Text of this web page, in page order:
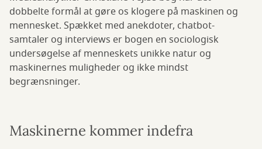
dobbelte formål at gøre os klogere på maskinen og
mennesket. Spækket med anekdoter, chatbot-
samtaler og interviews er bogen en sociologisk
undersøgelse af menneskets unikke natur og
maskinernes muligheder og ikke mindst
begrænsninger.
Maskinerne kommer indefra